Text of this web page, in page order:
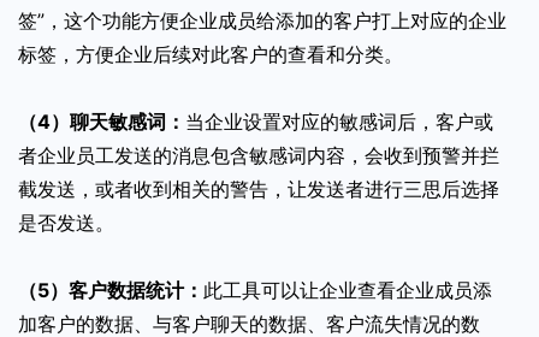
签”，这个功能方便企业成员给添加的客户打上对应的企业
标签，方便企业后续对此客户的查看和分类。
（4）聊天敏感词： 当企业设置对应的敏感词后，客户或
者企业员工发送的消息包含敏感词内容，会收到预警并拦
截发送，或者收到相关的警告，让发送者进行三思后选择
是否发送。
（5）客户数据统计： 此工具可以让企业查看企业成员添
加客户的数据、与客户聊天的数据、客户流失情况的数